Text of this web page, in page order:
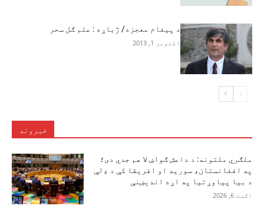
د پیغام معجزه/ ژباړه : علم ګل سحر
اکتوبر 1, 2013
خبرونه
ملګري ملتونه: د داعش ګواښ لا هم جدي دی؛
په افغانستان، سوریه او افریقا کې د ډلې
د بیا پیاوړتیا په اړه اندېښنې
اګست 6, 2026